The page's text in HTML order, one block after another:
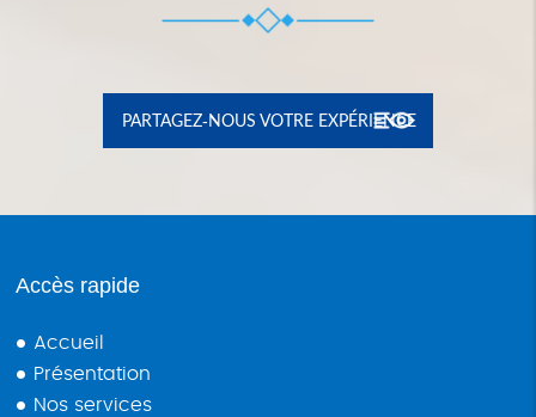
PARTAGEZ-NOUS VOTRE EXPÉRIENCE
Accès rapide
Accueil
Présentation
Nos services